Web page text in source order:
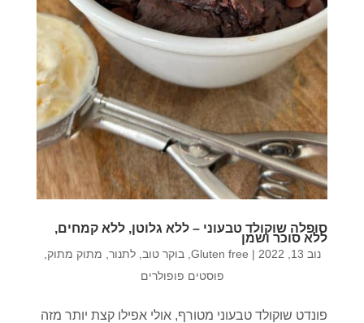
סופלה שוקולד טבעוני – ללא גלוטן, ללא קמחים,
ללא סוכר ושמן
נוב 13, 2022 |
Gluten free בוקר טוב ,לתנור מתוק מתוק
פוסטים פופולרים
פונדט שוקולד טבעוני מטורף, אולי אפילו קצת יותר מזה